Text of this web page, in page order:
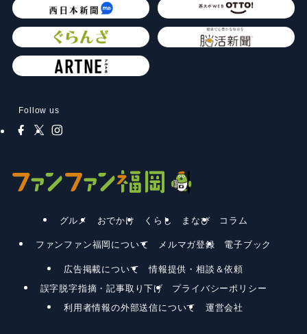
Follow us
グルメ おでかけ くらし まなび コラム
ファンファン福岡について メルマガ登録 電子ブック
広告掲載について
情報提供・相談＆依頼
誤字脱字指摘・記事取り下げ
プライバシーポリシー
利用者情報の外部送信について
運営会社